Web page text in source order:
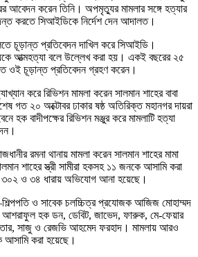
আবেদন করেন তিনি। অপমৃত্যুর মামলার সঙ্গে হত্যার
করতে সিআইডিকে নির্দেশ দেন আদালত।
চূড়ান্ত প্রতিবেদন দাখিল করে সিআইডি।
আত্মহত্যা বলে উল্লেখ করা হয়। একই বছরের ২৫
ওই চূড়ান্ত প্রতিবেদন গ্রহণ করেন।
করে রিভিশন মামলা করেন সালমান শাহের বাবা
গত ২০ অক্টোবর ঢাকার ষষ্ঠ অতিরিক্ত মহানগর দায়রা
বাদীপক্ষের রিভিশন মঞ্জুর করে মামলাটি হত্যা
রমনা থানায় মামলা করেন সালমান শাহের মামা
শাহের স্ত্রী সামীরা হকসহ ১১ জনকে আসামি করা
৩০২ ও ৩৪ ধারায় অভিযোগ আনা হয়েছে।
ও সাবেক চলচ্চিত্র প্রযোজক আজিজ মোহাম্মদ
হক ডন, ডেবিট, জাভেদ, ফারুক, মে-ফেয়ার
সাজু ও রেজভি আহমেদ ফরহাদ। মামলায় আরও
করা হয়েছে।